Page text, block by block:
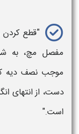
"قطع کردن
مفصل مچ، به
موجب نصف دیه
دست، از انتهای
است."